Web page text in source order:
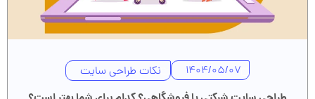
1404/05/07
نکات طراحی سایت